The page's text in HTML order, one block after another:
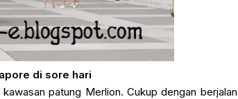
di sore hari
patung Merlion. Cukup dengan berjalan